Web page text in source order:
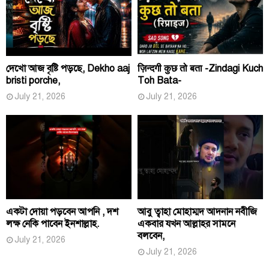
দেখো আজ বৃষ্টি পড়ছে, Dekho aaj
bristi porche,
July 21, 2026
ज़िन्दगी कुछ तो बता -Zindagi Kuch
Toh Bata-
July 21, 2026
একটা দোয়া পড়বেন আপনি , দশ
লক্ষ নেকি পাবেন ইনশাল্লাহ.
July 21, 2026
আবু ত্বাহা মোহাম্মদ আদনান নবীজি
একবার যখন আল্লাহর সামনে
বলবেন,
July 21, 2026